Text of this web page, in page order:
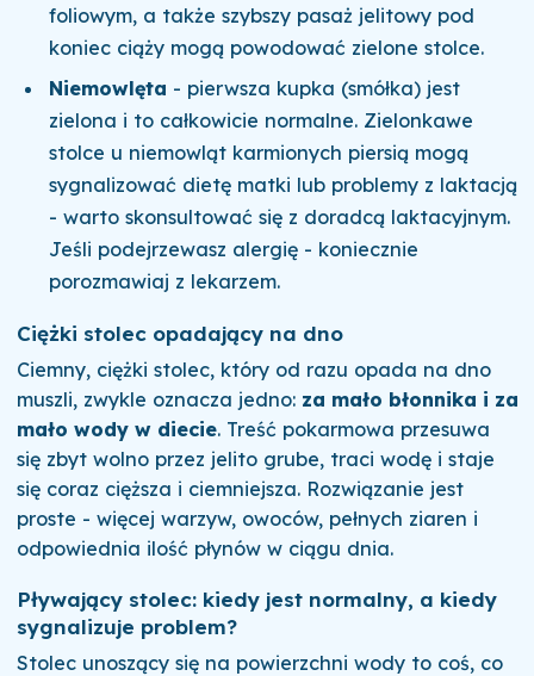
foliowym, a także szybszy pasaż jelitowy pod
koniec ciąży mogą powodować zielone stolce.
Niemowlęta - pierwsza kupka (smółka) jest
zielona i to całkowicie normalne. Zielonkawe
stolce u niemowląt karmionych piersią mogą
sygnalizować dietę matki lub problemy z laktacją
- warto skonsultować się z doradcą laktacyjnym.
Jeśli podejrzewasz alergię - koniecznie
porozmawiaj z lekarzem.
Ciężki stolec opadający na dno
Ciemny, ciężki stolec, który od razu opada na dno
muszli, zwykle oznacza jedno: za mało błonnika i za
mało wody w diecie. Treść pokarmowa przesuwa
się zbyt wolno przez jelito grube, traci wodę i staje
się coraz cięższa i ciemniejsza. Rozwiązanie jest
proste - więcej warzyw, owoców, pełnych ziaren i
odpowiednia ilość płynów w ciągu dnia.
Pływający stolec: kiedy jest normalny, a kiedy
sygnalizuje problem?
Stolec unoszący się na powierzchni wody to coś, co